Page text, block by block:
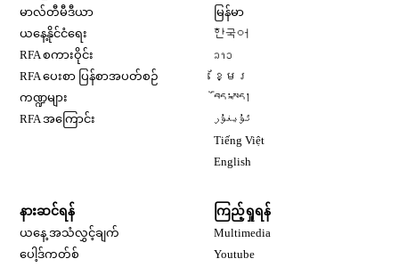
မာလ်တီမီဒီယာ
ယနေ့နိုင်ငံရေး
RFA စကားဝိုင်း
RFA ပေးစာ ပြန်စာအပတ်စဉ်
ကဏ္ဍများ
RFA အကြောင်း
မြန်မာ
한국어
ລາວ
ខ្មែរ
བོད་སྐད།
ئۇيغۇر
Tiếng Việt
English
နားဆင်ရန်
ယနေ့ အသံလွှင့်ချက်
ပေါ့ဒ်ကတ်စ်
ကြည့်ရှုရန်
Multimedia
Youtube